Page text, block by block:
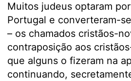
Muitos judeus optaram
Portugal e converteram-
– os chamados cristãos-
contraposição aos
que alguns o fizeram na
continuando,